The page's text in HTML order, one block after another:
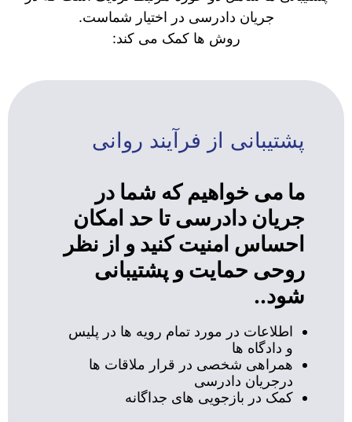
جریان دادرسی در اختیار شماست.
روش ها کمک می کند:
پشتیبانی از فرآیند روانی
ما می خواهیم که شما در
جریان دادرسی تا حد امکان
احساس امنیت کنید و از نظر
روحی حمایت و پشتیبانی
شود..
اطلاعات در مورد تمام رویه ها در پلیس
و دادگاه ها
همراهی شخصی در قرار ملاقات ها
درجریان دادرسی
کمک در بازجویی های جداگانه